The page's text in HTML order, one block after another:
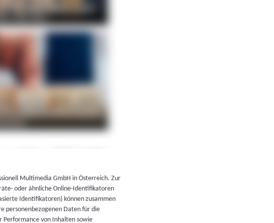
Multimedia GmbH in Österreich. Zur
oder ähnliche Online-Identifikatoren
Identifikatoren) können zusammen
personenbezogenen Daten für die
Performance von Inhalten sowie